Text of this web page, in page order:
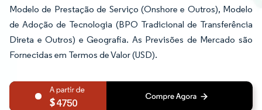
Modelo de Prestação de Serviço (Onshore e Outros), Modelo
de Adoção de Tecnologia (BPO Tradicional de Transferência
Direta e Outros) e Geografia. As Previsões de Mercado são
Fornecidas em Termos de Valor (USD).
4750